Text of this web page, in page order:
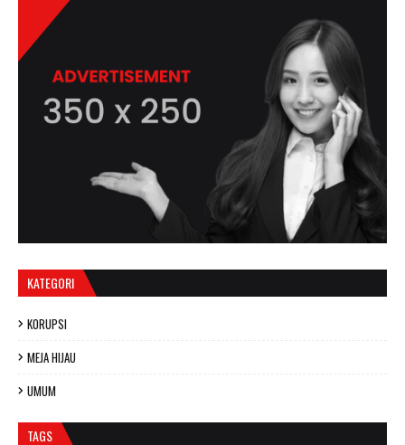
KATEGORI
KORUPSI
MEJA HIJAU
UMUM
TAGS